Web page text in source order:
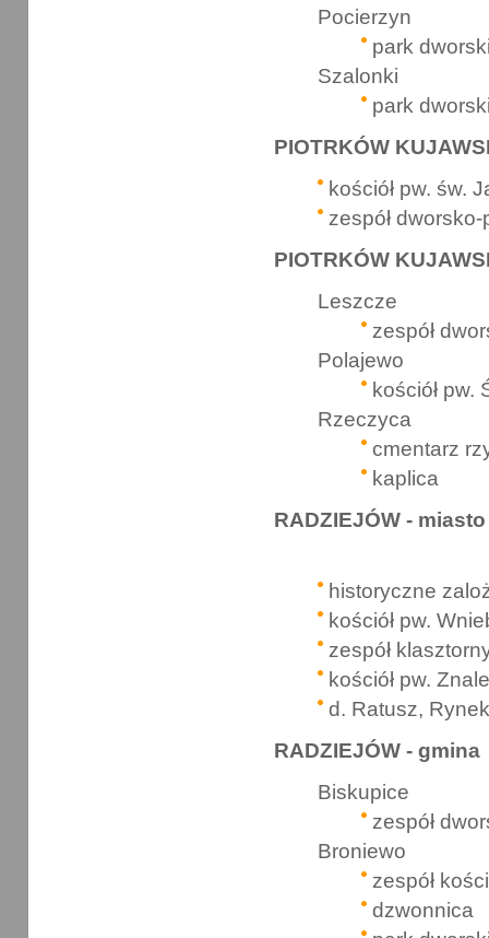
Pocierzyn
park
Szalonki
park
PIOTRKÓW
kościół pw. św.
zespół
PIOTRKÓW
Leszcze
zespół
Polajewo
kościół pw.
Rzeczyca
cmentarz
kaplica
RADZIEJÓW - miasto
historyczne
kościół pw.
zespół
kościół pw.
d. Ratusz,
RADZIEJÓW - gmina
Biskupice
zespół
Broniewo
zespół
dzwonnica